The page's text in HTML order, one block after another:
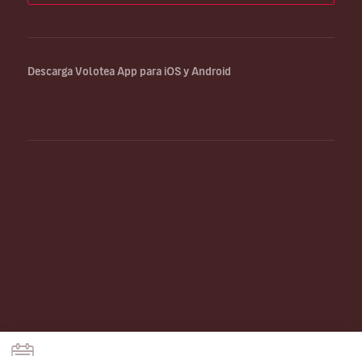
Descarga Volotea App para iOS y Android